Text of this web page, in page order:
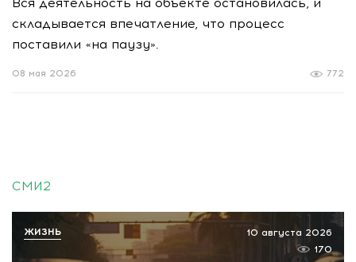
складывается впечатление, что процесс
поставили «на паузу».
772
08 мая 2026
СМИ2
10 августа 2026
170
ЖИЗНЬ